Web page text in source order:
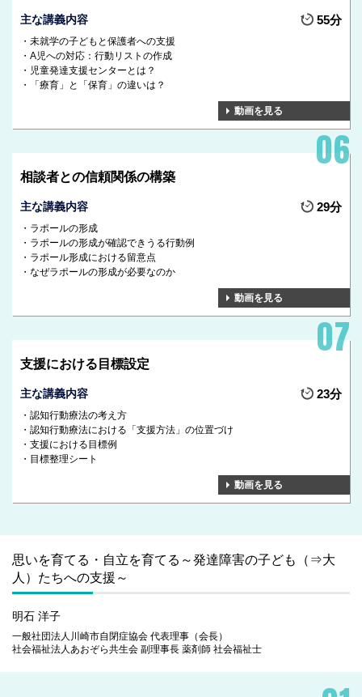
主な講義内容 55分
未就学の子どもと保護者への支援
A児への対応：行動リストの作成
児童発達支援センターとは？
「療育」と「保育」の違いは？
動画を見る
相談者との信頼関係の構築
主な講義内容 29分
ラポールの形成
ラポールの形成が確認できうる行動例
ラポール形成における留意点
なぜラポールの形成が必要なのか
動画を見る
支援における目標設定
主な講義内容 23分
認知行動療法の考え方
認知行動療法における「支援方法」の位置づけ
支援における目標例
目標整理シート
動画を見る
思いを育てる・自立を育てる～発達障害の子ども（⇒大
人）たちへの支援～
明石 洋子
一般社団法人川崎市自閉症協会 代表理事（会長）
社会福祉法人あおぞら共生会 副理事長 薬剤師 社会福祉士